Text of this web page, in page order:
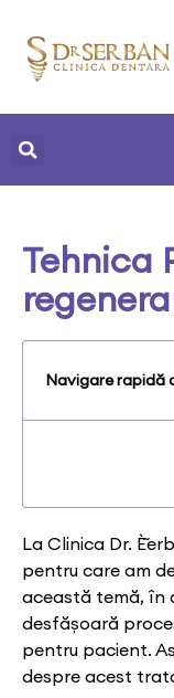
Tehnica
Navigare rapidă
La Clinica Dr.
pentru care am
această temă, în
desfășoară
pentru pacient.
despre acest